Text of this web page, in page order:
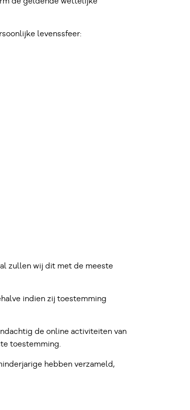
levenssfeer:
zullen wij dit met de meeste
indien zij toestemming
de online activiteiten van
toestemming.
hebben verzameld,